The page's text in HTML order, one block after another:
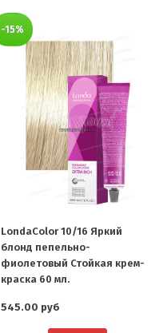
-15%
LondaColor 10/16 Яркий
блонд пепельно-
фиолетовый Стойкая крем-
краска 60 мл.
545.00 руб